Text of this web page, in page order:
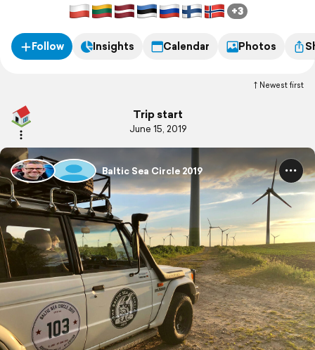
+3
Follow Insights Calendar Photos
Newest first
Trip start
June 15, 2019
Baltic Sea Circle 2019